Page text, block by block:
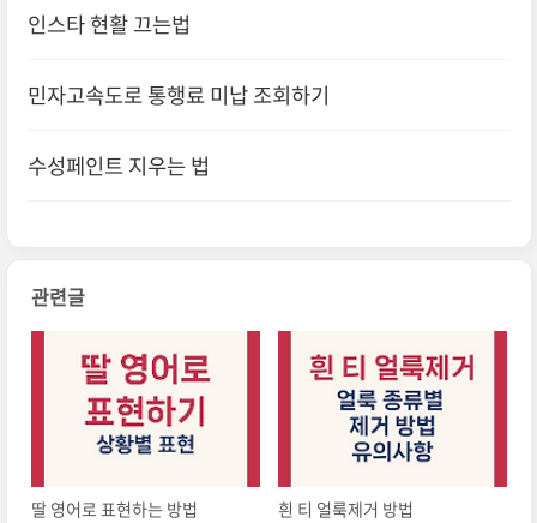
인스타 현활 끄는법
민자고속도로 통행료 미납 조회하기
수성페인트 지우는 법
관련글
딸 영어로 표현하는 방법 흰 티 얼룩제거 방법